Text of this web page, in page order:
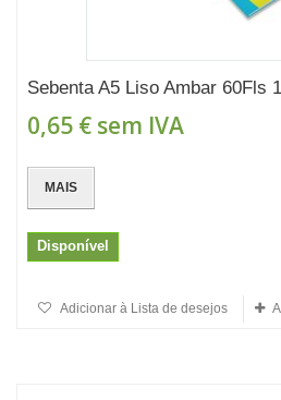
Sebenta A5 Liso Ambar 60Fls
0,65 € sem IVA
MAIS
Disponível
Adicionar à Lista de desejos